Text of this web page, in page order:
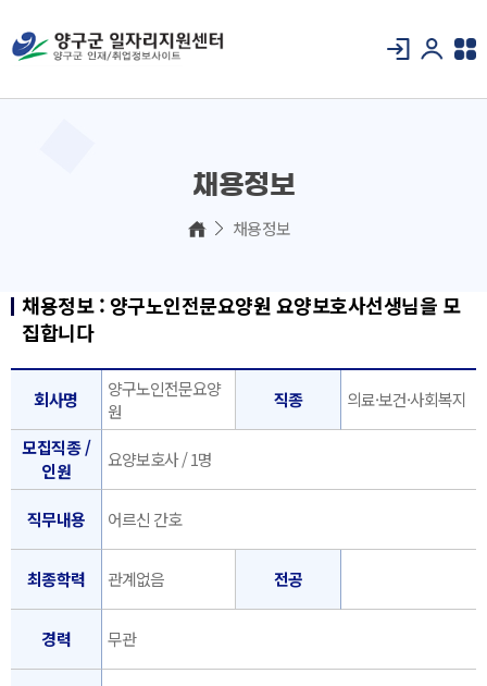
채용정보
채용정보
채용정보 : 양구노인전문요양원 요양보호사선생님을 모
집합니다
회사명
양구노인전문요양
원
직종 의료·보건·사회복지
모집직종 /
인원
요양보호사 / 1명
직무내용 어르신 간호
최종학력 관계없음 전공
경력 무관